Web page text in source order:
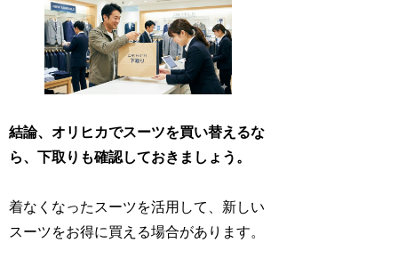
結論、オリヒカでスーツを買い替えるな
ら、下取りも確認しておきましょう。
着なくなったスーツを活用して、新しい
スーツをお得に買える場合があります。